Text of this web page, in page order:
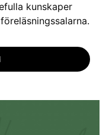
kunskaper